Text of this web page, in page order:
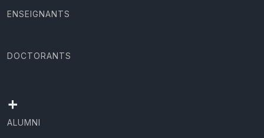
ENSEIGNANTS
DOCTORANTS
+
ALUMNI